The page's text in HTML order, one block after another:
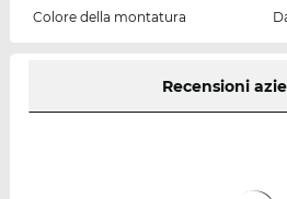
Colore della montatura
Recensioni